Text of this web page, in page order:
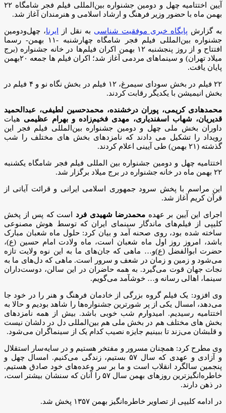
آیین اختتامیه چهل و دومین جشنواره بین‌المللی فیلم فجر شامگاه ۲۲
بهمن ماه با حضور وزیر فرهنگ و ارشاد اسلامی و هنرمندان آغاز شد.
به گزارش پایگاه خبری موفقیت شناسی به نقل از ایرنا، چهل‌ودومین
جشنواره بین‌المللی فیلم فجر شامگاه چهارشنبه -۱۱ بهمن- رسما
افتتاح و از روز پنجشنبه ۱۲ بهمن اکران فیلم‌ها در خانه جشنواره (برج
میلاد تهران) و سینماهای مردمی آغاز شد؛ اکران فیلم ها جمعه ۲۰بهمن
پایان یافت.
۲۲ فیلم در بخش سودای سیمرغ، ۱۲ فیلم در بخش نگاه نو و ۴ فیلم در
بخش انیمیشن با یکدیگر رقابت کردند.
محمدهادی کریمی، پوران درخشنده، محمدحسین لطیفی، عبدالحمید
قدیریان، شهاب اسفندیاری، مهدی فخیم‌زاده و بهرام عظیمی هیات
داوران بخش ملی چهل و دومین جشنواره بین‌المللی فیلم فجر این
رویداد را تشکیل می دادند که نامزدهای بخش های مختلف را شب
گذشته (۲۱ بهمن) طی آیینی اعلام کردند.
اختتامیه چهل و دومین جشنواره بین المللی فیلم فجر شامگاه یکشنبه
۲۲ بهمن ماه در خانه جشنواره در برج میلاد برگزار شد.
این مراسم با پخش سرود جمهوری اسلامی ایرانی و قرائت آیاتی از
قرآن کریم آغاز شد.
اجرای این آیین بر عهده محمدرضا شهیدی فرد است که پس از پخش
کلیپی از فیلم‌های ماندگار سینمای ایران که توسط هوش مصنوعی
ساخته شده بود، روی صحنه آمد و بیان کرد: حلول ماه شعبان مبارک
باشد، امروز روز اول ماه شعبان است، ماه ولادت امام حسین (ع)،
حضرت ابوالفضل (ع)و… ماهی که جان‌های ما به این نوه ولایت تازه
می‌شود و زمین و زمان در شعف و سرور است. ماهی که دل‌های ما به
نجات جهان قوت می‌گیرد. به همه حاضران در این سالن، دوست‌داران
سینما، اهالی رسانه و… خوشآمد می‌گویم.
وی افزود: یک فیلم گروه بزرگی از خادمان فرهنگ و هنر را در خود جا
می‌دهد، امسال یکی از پر شورترین‌ جشنواره‌ها را شاهد بودیم و حالا به
اختتامیه رسیدیم. امیدوارم شب خوبی باشد. بیش از همه نامزدهای
بخش های مختلف هم در بخش ملی هم بین‌المللی دل در دلشان نیست
و قلبشان می‌زند تا ببینیم جایزه نصیب کدام یک از سینماگران می‌شود.
وی مطرح کرد: همچنان مسرور و مفتخر هستیم و در سایه‌سار استقلال
و آزادی و عهدی که سال ۵۷ بستیم، زندگی می‌کنیم. امسال چهل و
پنجمین سالگرد انقلاب است و ما بر سر وعده‌های خود صادق هستیم.
خاطره‌انگیزترین روزهای بهمن سال ۵۷ را آنان که سنشان بیشتر است،
در ذهن دارند.
در ادامه کلیپی از تصاویر خاطره‌انگیز بهمن ۱۳۵۷ پخش شد.